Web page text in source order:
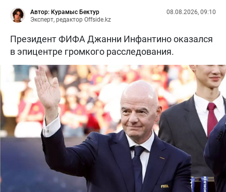
Автор: Курамыс Бектур
Эксперт, редактор Offside.kz
08.08.2026, 09:10
Президент ФИФА Джанни Инфантино оказался
в эпицентре громкого расследования.